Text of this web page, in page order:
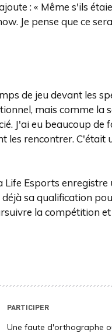
: « Même s'ils
Je pense que ce
de jeu devant les
mais comme la
J'ai eu beaucoup de
les rencontrer.
Esports enregistre
sa qualification
la compétition
PARTICIPER
Une faute d'orthographe